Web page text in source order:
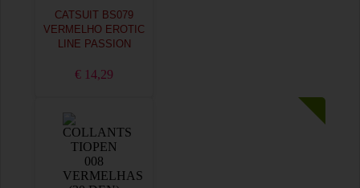
CATSUIT BS079
VERMELHO EROTIC
LINE PASSION
€ 14,29